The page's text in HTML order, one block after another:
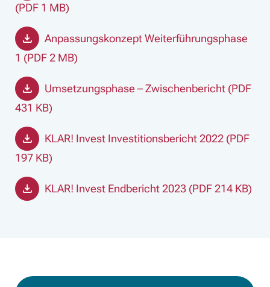
(PDF 1 MB)
Anpassungskonzept Weiterführungsphase
1 (PDF 2 MB)
Umsetzungsphase – Zwischenbericht (PDF
431 KB)
KLAR! Invest Investitionsbericht 2022 (PDF
197 KB)
KLAR! Invest Endbericht 2023 (PDF 214 KB)